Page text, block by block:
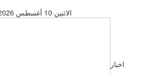
الاثنين 10 أغسطس 2026 04:40 صباحاً
اخبار